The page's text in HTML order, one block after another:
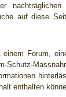
auf diese
Forum,
Schutz-
enthalten